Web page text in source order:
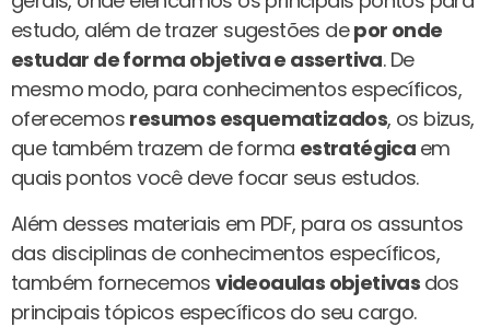
estudo, além de trazer sugestões depor onde
estudar de forma objetiva e assertiva. De
mesmo modo, para conhecimentos específicos,
oferecemos resumos esquematizados, os bizus,
que também trazem de forma estratégica em
quais pontos você deve focar seus estudos.
Além desses materiais em PDF, para os assuntos
das disciplinas de conhecimentos específicos,
também fornecemosvideoaulas objetivas dos
principais tópicos específicos do seu cargo.